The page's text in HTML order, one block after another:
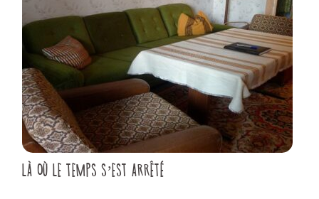
LÀ OÙ LE TEMPS S’EST ARRÊTÉ